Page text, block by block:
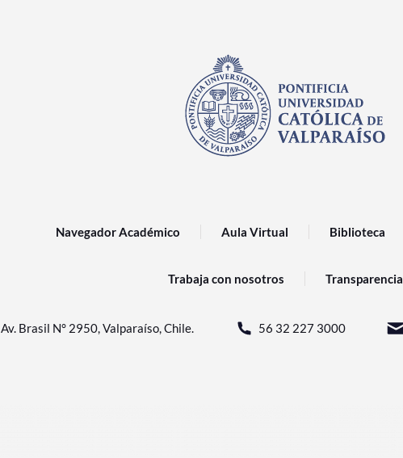
Navegador Académico Aula Virtual Biblioteca
Trabaja con nosotros Transparencia
Av. Brasil N° 2950, Valparaíso, Chile. 56 32 227 3000